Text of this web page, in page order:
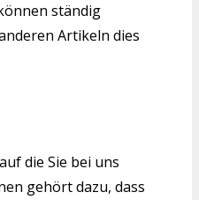
ständig
Artikeln dies
die Sie bei uns
gehört dazu, dass